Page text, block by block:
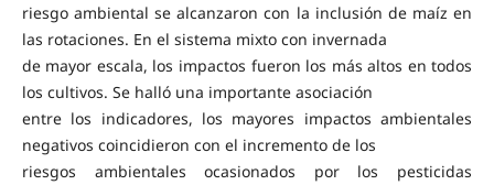
riesgo ambiental se alcanzaron con la inclusión de maíz en
las rotaciones. En el sistema mixto con invernada
de mayor escala, los impactos fueron los más altos en todos
los cultivos. Se halló una importante asociación
entre los indicadores, los mayores impactos ambientales
negativos coincidieron con el incremento de los
riesgos ambientales ocasionados por los pesticidas